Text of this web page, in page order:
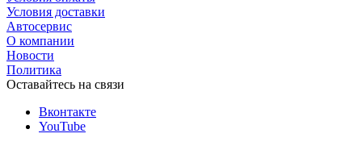
Условия доставки
Автосервис
О компании
Новости
Политика
Оставайтесь на связи
Вконтакте
YouTube